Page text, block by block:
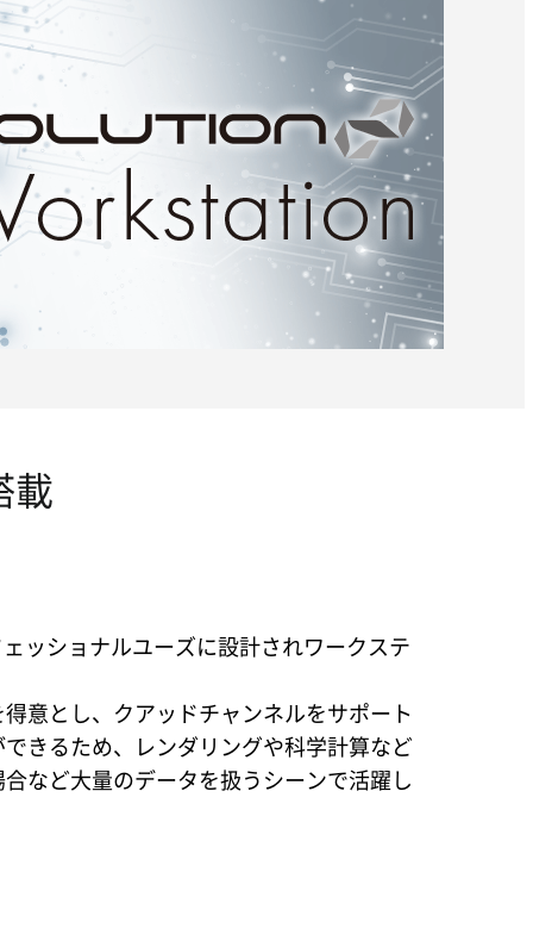
載
ッショナルユーズに設計されワークステ
意とし、クアッドチャンネルをサポート
きるため、レンダリングや科学計算など
など大量のデータを扱うシーンで活躍し